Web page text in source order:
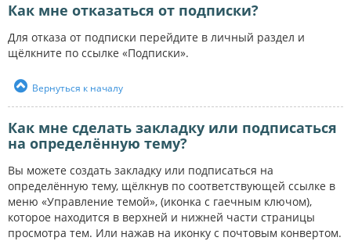
Как мне отказаться от подписки?
Для отказа от подписки перейдите в личный раздел и
щёлкните по ссылке «Подписки».
Вернуться к началу
Как мне сделать закладку или подписаться
на определённую тему?
Вы можете создать закладку или подписаться на
определённую тему, щёлкнув по соответствующей ссылке в
меню «Управление темой», (иконка с гаечным ключом),
которое находится в верхней и нижней части страницы
просмотра тем. Или нажав на иконку с почтовым конвертом.